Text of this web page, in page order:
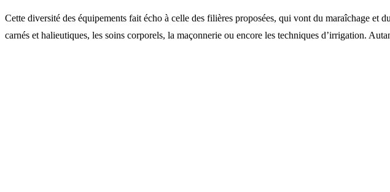
Cette diversité des équipements fait écho à celle des filières proposées, qui vont du maraîchage et
carnés et halieutiques, les soins corporels, la maçonnerie ou encore les techniques d’irrigation.